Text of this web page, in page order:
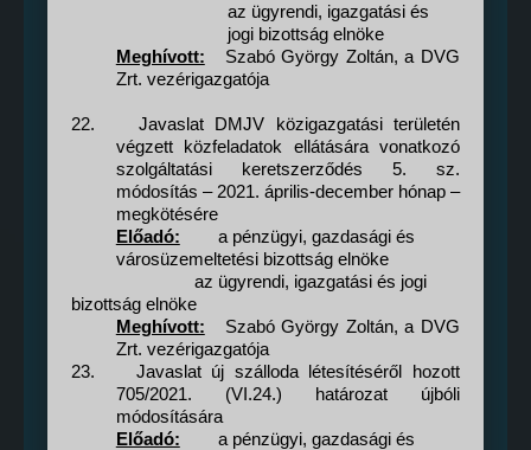
az ügyrendi, igazgatási és
jogi bizottság elnöke
Meghívott:
Szabó György Zoltán, a DVG
Zrt. vezérigazgatója
22.
Javaslat DMJV közigazgatási területén
végzett közfeladatok ellátására vonatkozó
szolgáltatási keretszerződés 5. sz.
módosítás – 2021. április-december hónap –
megkötésére
Előadó:
a pénzügyi, gazdasági és
városüzemeltetési bizottság elnöke
az ügyrendi, igazgatási és jogi
bizottság elnöke
Meghívott:
Szabó György Zoltán, a DVG
Zrt. vezérigazgatója
23.
Javaslat új szálloda létesítéséről hozott
705/2021. (VI.24.) határozat újbóli
módosítására
Előadó:
a pénzügyi, gazdasági és